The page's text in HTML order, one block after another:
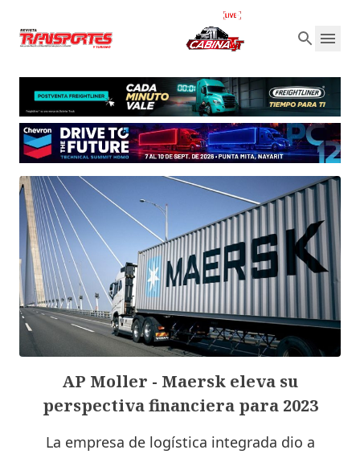
AP Moller - Maersk eleva su
perspectiva financiera para 2023
La empresa de logística integrada dio a